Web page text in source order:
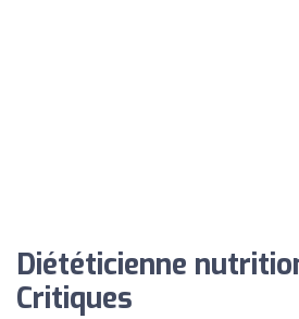
Diététicienne
Critiques